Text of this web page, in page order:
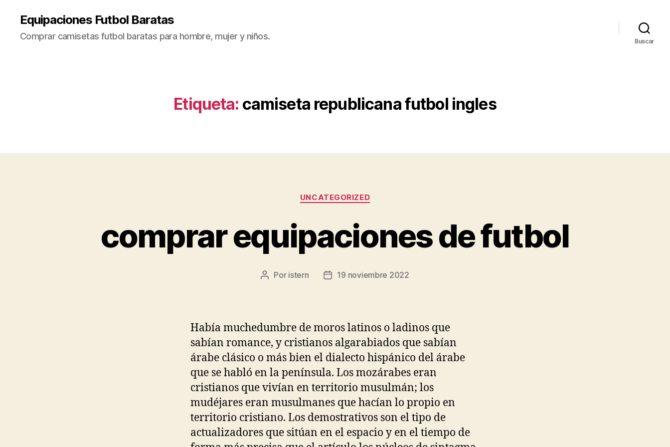
Equipaciones Futbol Baratas
Comprar camisetas futbol baratas para hombre, mujer y niños. Buscar
Etiqueta: camiseta republicana futbol ingles
Categorías
UNCATEGORIZED
comprar equipaciones de futbol
Autor
Por istern
Fecha19 noviembre 2022
Había muchedumbre de moros latinos o ladinos que
sabían romance, y cristianos algarabiados que sabían
árabe clásico o más bien el dialecto hispánico del árabe
que se habló en la península. Los mozárabes eran
cristianos que vivían en territorio musulmán; los
mudéjares eran musulmanes que hacían lo propio en
territorio cristiano. Los demostrativos son el tipo de
actualizadores que sitúan en el espacio y en el tiempo de